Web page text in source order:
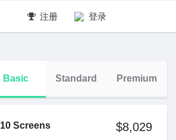
注册 登录
Basic Standard Premium
10 Screens $8,029